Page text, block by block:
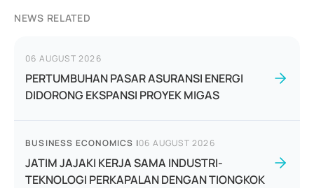
NEWS RELATED
06 AUGUST 2026
PERTUMBUHAN PASAR ASURANSI ENERGI
DIDORONG EKSPANSI PROYEK MIGAS
BUSINESS ECONOMICS |06 AUGUST 2026
JATIM JAJAKI KERJA SAMA INDUSTRI-
TEKNOLOGI PERKAPALAN DENGAN TIONGKOK